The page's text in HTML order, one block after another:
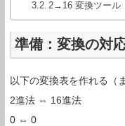
2→16 変換ツール
準備：変換の対
以下の変換表を作れる（
2進法 ⇔ 16進法
0 ⇔ 0